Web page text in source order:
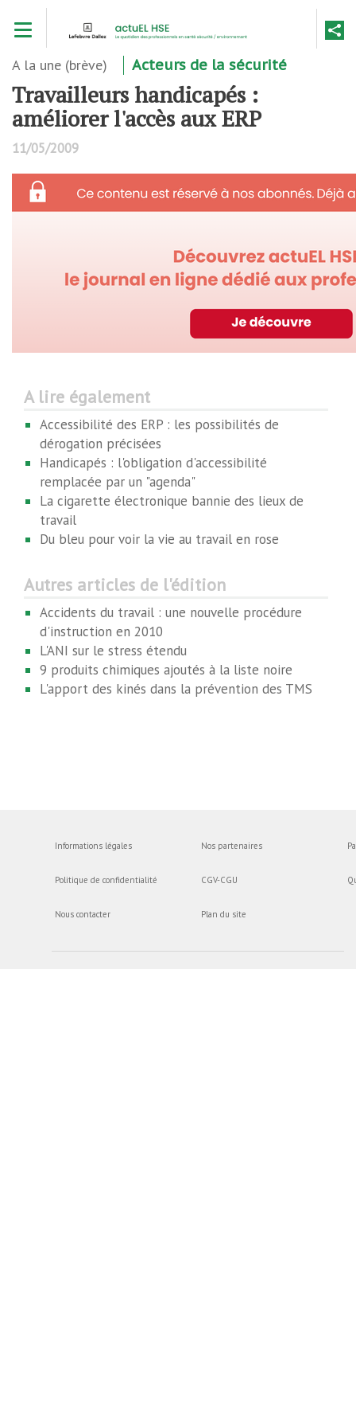
contenu
A la une (brève) Acteurs de la sécurité
Travailleurs handicapés :
améliorer l'accès aux ERP
11/05/2009
A lire également
Accessibilité des ERP : les possibilités de
dérogation précisées
Handicapés : l'obligation d'accessibilité
remplacée par un "agenda"
La cigarette électronique bannie des lieux de
travail
Du bleu pour voir la vie au travail en rose
Autres articles de l'édition
Accidents du travail : une nouvelle procédure
d'instruction en 2010
L'ANI sur le stress étendu
9 produits chimiques ajoutés à la liste noire
L'apport des kinés dans la prévention des TMS
Informations légales
Politique de confidentialité
Nous contacter
Nos partenaires
CGV-CGU
Plan du site